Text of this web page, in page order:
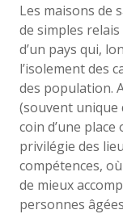
Les maisons de
de simples
d’un pays qui,
l’isolement des
des population.
(souvent unique
coin d’une
privilégie des
compétences,
de mieux
personnes